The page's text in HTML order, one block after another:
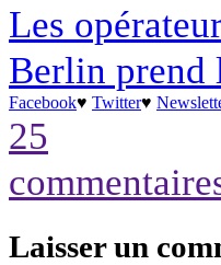
Les
Berlin prend
Facebook♥ Twitter♥
25
Laisser un